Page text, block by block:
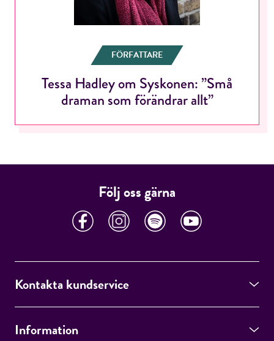
RÖSTA
Jag accepterar villkoren.
ÅNGRA OCH STÄNG
FÖRFATTARE
Tessa Hadley om Syskonen: ”Små
draman som förändrar allt”
Följ oss gärna
Kontakta kundservice
Information